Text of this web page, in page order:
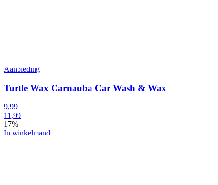
Aanbieding
Turtle Wax Carnauba Car Wash & Wax
9,99
11,99
17%
In winkelmand